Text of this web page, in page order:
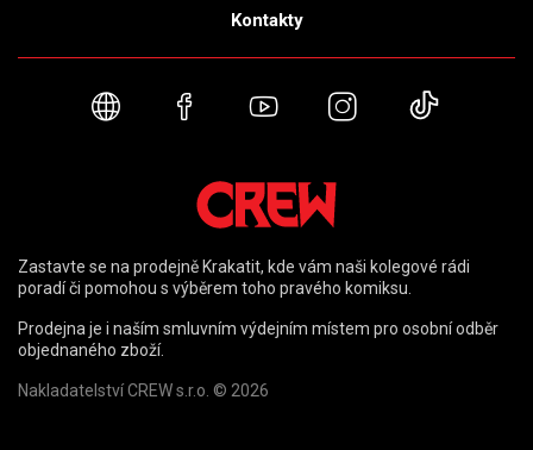
Kontakty
Webové stránky
FacebookYouTubeInstagram
Zastavte se na prodejně Krakatit, kde vám naši kolegové rádi
poradí či pomohou s výběrem toho pravého komiksu.
Prodejna je i naším smluvním výdejním místem pro osobní odběr
objednaného zboží.
Nakladatelství CREW s.r.o. © 2026